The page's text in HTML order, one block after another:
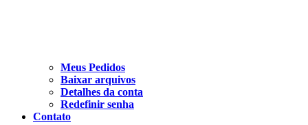
Meus Pedidos
Baixar arquivos
Detalhes da conta
Redefinir senha
Contato